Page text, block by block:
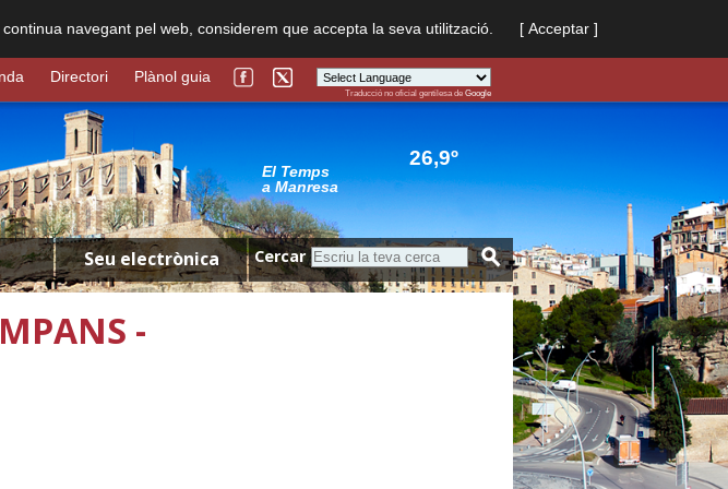
navegant pel web, considerem que accepta la seva utilització. [ Acceptar ]
Powered by
Traducció no oficial gentilesa de Google
Directori Plànol guia
El Temps
a Manresa
26,9º
Seu electrònica Cercar
-